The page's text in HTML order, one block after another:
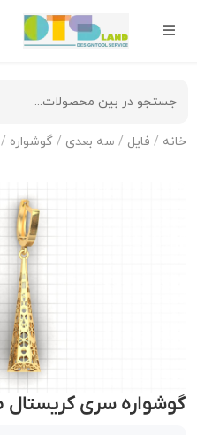
خانه / فایل / سه بعدی / گوشواره
گوشواره سری کریستال